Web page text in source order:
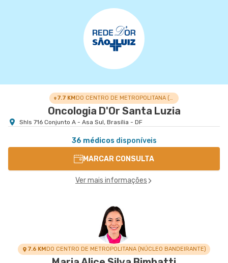
7.7 KM DO CENTRO DE METROPOLITANA (NÚCLEO BANDEIRANTE)
Oncologia D'Or Santa Luzia
Shls 716 Conjunto A - Asa Sul, Brasília - DF
36 médicos disponíveis
MARCAR CONSULTA
Ver mais informações
7.6 KMDO CENTRO DE METROPOLITANA (NÚCLEO BANDEIRANTE)